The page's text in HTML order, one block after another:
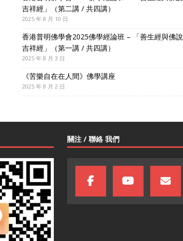
吉祥經」（第二講 / 共四講）
2025 年 8 月 10 日
香港普明佛學會2025佛學經論班 – 「善生經與佛說
吉祥經」（第一講 / 共四講）
2025 年 8 月 3 日
《苦樂自在在人間》佛學講座
2025 年 8 月 2 日
關注 / 聯絡 我們